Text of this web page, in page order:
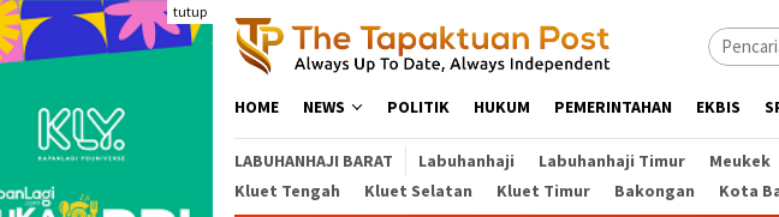
Loncat
ke
konten
tutup
HOME NEWS POLITIK HUKUM PEMERINTAHAN EKBIS
LABUHANHAJI BARAT Labuhanhaji Labuhanhaji Timur Meukek
Kluet Tengah
Kluet Selatan Kluet Timur Bakongan Kota